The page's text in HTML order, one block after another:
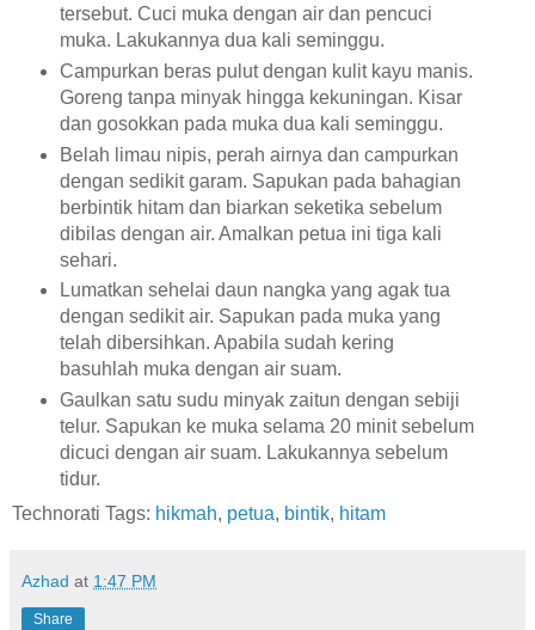
tersebut. Cuci muka dengan air dan pencuci
muka. Lakukannya dua kali seminggu.
Campurkan beras pulut dengan kulit kayu manis.
Goreng tanpa minyak hingga kekuningan. Kisar
dan gosokkan pada muka dua kali seminggu.
Belah limau nipis, perah airnya dan campurkan
dengan sedikit garam. Sapukan pada bahagian
berbintik hitam dan biarkan seketika sebelum
dibilas dengan air. Amalkan petua ini tiga kali
sehari.
Lumatkan sehelai daun nangka yang agak tua
dengan sedikit air. Sapukan pada muka yang
telah dibersihkan. Apabila sudah kering
basuhlah muka dengan air suam.
Gaulkan satu sudu minyak zaitun dengan sebiji
telur. Sapukan ke muka selama 20 minit sebelum
dicuci dengan air suam. Lakukannya sebelum
tidur.
Technorati Tags: hikmah, petua, bintik, hitam
Azhad at 1:47 PM
Share